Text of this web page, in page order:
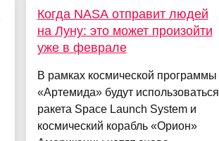
Когда NASA отправит людей
на Луну: это может произойти
уже в феврале
В рамках космической программы
«Артемида» будут использоваться
ракета Space Launch System и
космический корабль «Орион»